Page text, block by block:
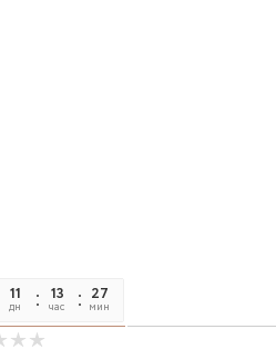
11
дн
13
час
27
мин